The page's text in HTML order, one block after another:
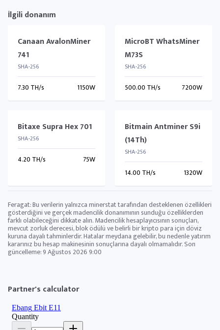
İlgili donanım
Canaan AvalonMiner
741
SHA-256
7.30 TH/s 1150W
MicroBT WhatsMiner
M73S
SHA-256
500.00 TH/s 7200W
Bitaxe Supra Hex 701
SHA-256
4.20 TH/s 75W
Bitmain Antminer S9i
(14Th)
SHA-256
14.00 TH/s 1320W
Feragat: Bu verilerin yalnızca minerstat tarafından desteklenen özellikleri
gösterdiğini ve gerçek madencilik donanımının sunduğu özelliklerden
farklı olabileceğini dikkate alın. Madencilik hesaplayıcısının sonuçları,
mevcut zorluk derecesi, blok ödülü ve belirli bir kripto para için döviz
kuruna dayalı tahminlerdir. Hatalar meydana gelebilir, bu nedenle yatırım
kararınız bu hesap makinesinin sonuçlarına dayalı olmamalıdır. Son
güncelleme:9 Ağustos 2026 9:00
Partner's calculator